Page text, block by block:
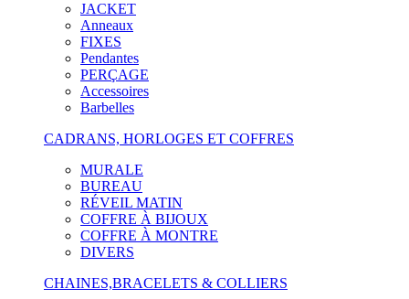
JACKET
Anneaux
FIXES
Pendantes
PERÇAGE
Accessoires
Barbelles
CADRANS, HORLOGES ET COFFRES
MURALE
BUREAU
RÉVEIL MATIN
COFFRE À BIJOUX
COFFRE À MONTRE
DIVERS
CHAINES,BRACELETS & COLLIERS